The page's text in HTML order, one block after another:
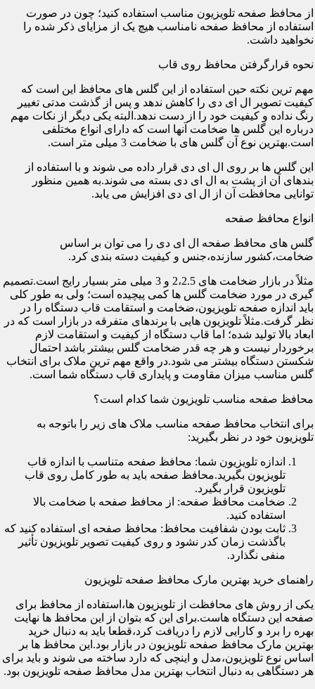
از محافظ صفحه تلویزیون مناسب استفاده کنید؛ چون در صورت
استفاده از محافظ صفحه نامناسب هیچ یک از مزایای ذکر شده را
نخواهید داشت.
نحوه قرارگرفتن محافظ روی قاب
مهم ترین نکته حین استفاده از این گلس های محافظ این است که
کیفیت تصویر ال ای دی را کاهش ندهد و پس از گذشت مدتی تغییر
رنگ نداده و کیفیت خود را از دست ندهد.البته یکی دیگر از نکات مهم
درباره این گلس ها ضخامت آنها است که دارای انواع مختلفی
است.بهترین نوع آن گلس های با ضخامت 3 میلی متر است.
این گلس ها بر روی ال ای دی قرار داده می شوند و با استفاده از
بندهای آن از پشت به ال ای دی بسته می شوند.به همین منظور
توانایی محافظت آن از ال ای دی افزایش می یابد.
انواع محافظ صفحه
گلس های محافظ صفحه ال ای دی را می توان بر اساس
ضخامت،کشور سازنده،جنس و کیفیت دسته بندی کرد.
مثلاً در بازار ضخامت های 2،2.5 و 3 میلی متر بسیار رایج است.تصمیم
گیری در مورد ضخامت گلس ها کمی پیچیده است؛ ولی به طور کلی
باید اندازه صفحه تلویزیون،ضخامت و استقامت قاب دستگاه را در
نظر گرفت.مثلاً تلویزیون هایی با برندهای متفرقه در بازار است که در
ابعاد بالا تولید شده؛ اما قاب دستگاه از کیفیت و استقامت لازم
برخوردار نیست و هر چه قدر ضخامت گلس بیشتر باشد احتمال
شکستن دستگاه بیشتر می شود.در واقع مهم ترین ملاک برای انتخاب
گلس مناسب میزان مقاومت و پایداری قاب دستگاه شما است.
محافظ صفحه مناسب تلویزیون شما کدام است؟
برای انتخاب محافظ صفحه مناسب ملاک های زیر را باتوجه به
تلویزیون خود در نظر بگیرید:
اندازه تلویزیون شما: محافظ صفحه متناسب با اندازه قاب
تلویزیون بگیرید.محافظ صفحه باید به طور کامل روی قاب
تلویزیون قرار بگیرد.
ضخامت محافظ صفحه: از محافظ صفحه با ضخامت بالا
استفاده کنید.
ثابت بودن شفافیت محافظ: محافظ صفحه ای استفاده کنید که
باگذشت زمان کدر نشود و روی کیفیت تصویر تلویزیون تأثیر
منفی نگذارد.
راهنمای خرید بهترین مارک محافظ صفحه تلویزیون
یکی از روش های محافظت از تلویزیون ها،استفاده از محافظ برای
صفحه این دستگاه هاست.برای این که بتوان از این محافظ ها نهایت
بهره را برد و کارایی لازم را دریافت کرد،قطعا باید به دنبال خرید
بهترین مارک محافظ صفحه تلویزیون در بازار بود.این محافظ ها بر
اساس نوع تلویزیون،مدل و اینچی که دارد ساخته می شوند و باید برای
هر دستگاهی به دنبال انتخاب بهترین مدل محافظ صفحه تلویزیون بود.